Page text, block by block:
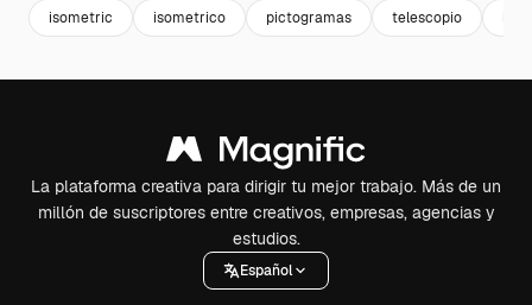
isometric isometrico pictogramas telescopio
La plataforma creativa para dirigir tu mejor trabajo. Más de un
millón de suscriptores entre creativos, empresas, agencias y
estudios.
Español